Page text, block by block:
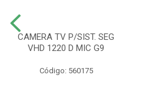
CAMERA TV P/SIST. SEG
VHD 1220 D MIC G9
Código: 560175